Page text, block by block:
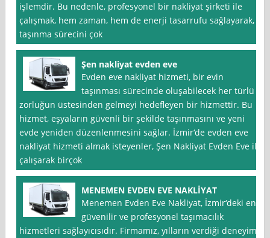
işlemdir. Bu nedenle, profesyonel bir nakliyat şirketi ile
çalışmak, hem zaman, hem de enerji tasarrufu sağlayarak,
taşınma sürecini çok
Şen nakliyat evden eve
Evden eve nakliyat hizmeti, bir evin
taşınması sürecinde oluşabilecek her türlü
zorluğun üstesinden gelmeyi hedefleyen bir hizmettir. Bu
hizmet, eşyaların güvenli bir şekilde taşınmasını ve yeni
evde yeniden düzenlenmesini sağlar. İzmir‘de evden eve
nakliyat hizmeti almak isteyenler, Şen Nakliyat Evden Eve ile
çalışarak birçok
MENEMEN EVDEN EVE NAKLİYAT
Menemen Evden Eve Nakliyat, İzmir‘deki en
güvenilir ve profesyonel taşımacılık
hizmetleri sağlayıcısıdır. Firmamız, yılların verdiği deneyim